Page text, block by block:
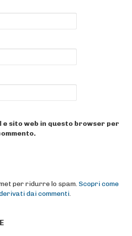
e sito web in questo browser per
per ridurre lo spam.Scopri come
dai commenti.